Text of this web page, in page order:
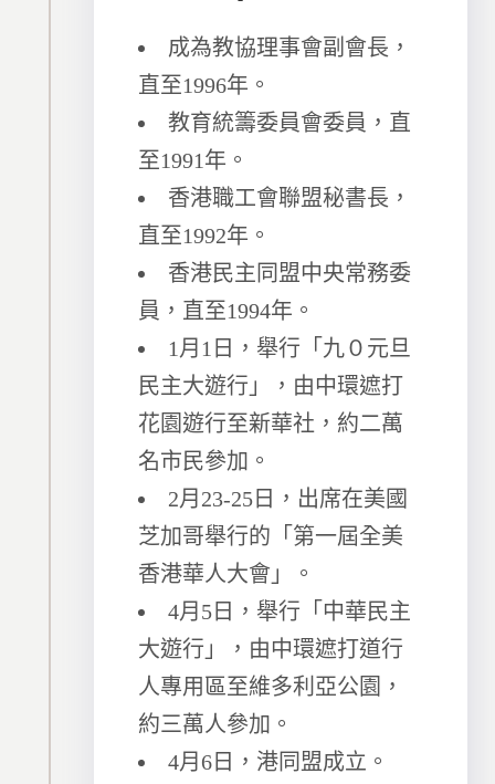
成為教協理事會副會長，
直至1996年。
教育統籌委員會委員，直
至1991年。
香港職工會聯盟秘書長，
直至1992年。
香港民主同盟中央常務委
員，直至1994年。
1月1日，舉行「九０元旦
民主大遊行」，由中環遮打
花園遊行至新華社，約二萬
名市民參加。
2月23-25日，出席在美國
芝加哥舉行的「第一屆全美
香港華人大會」。
4月5日，舉行「中華民主
大遊行」，由中環遮打道行
人專用區至維多利亞公園，
約三萬人參加。
4月6日，港同盟成立。